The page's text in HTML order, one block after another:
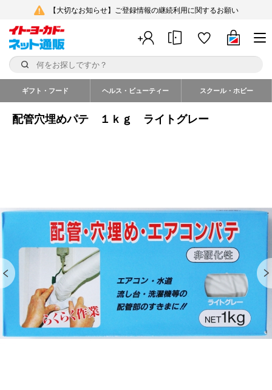
【大切なお知らせ】ご登録情報の継続利用に関するお願い
ギフト・フード ヘルス・ビューティー スクール・ホビー
配管穴埋めパテ １ｋｇ ライトグレー